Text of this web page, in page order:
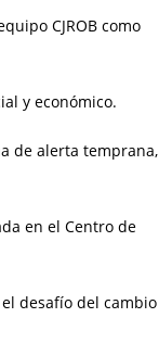
CJROB como
y económico.
de alerta temprana,
en el Centro de
desafío del cambio